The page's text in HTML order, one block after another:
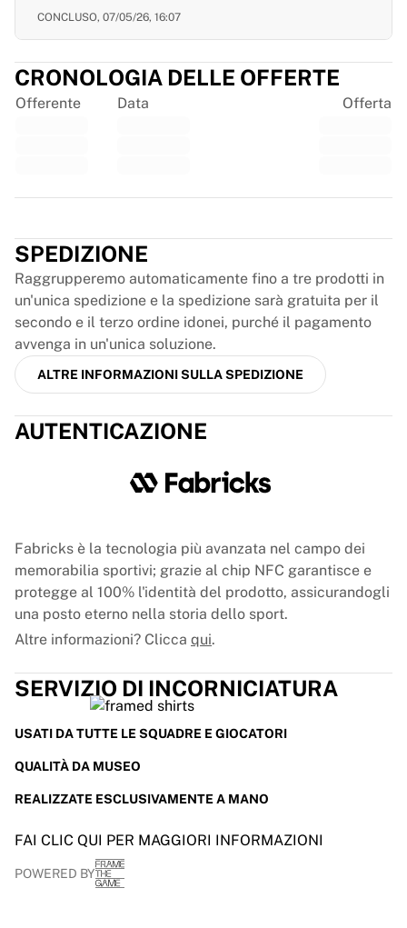
Visualizza tutto l'hockey su ghiaccio
Altro
Autenticazione della maglia
CONCLUSO, 07/05/26, 16:07
CRONOLOGIA DELLE OFFERTE
Offerente Data Offerta
SPEDIZIONE
Raggrupperemo automaticamente fino a tre prodotti in
un'unica spedizione e la spedizione sarà gratuita per il
secondo e il terzo ordine idonei, purché il pagamento
avvenga in un'unica soluzione.
ALTRE INFORMAZIONI SULLA SPEDIZIONE
AUTENTICAZIONE
Fabricks è la tecnologia più avanzata nel campo dei
memorabilia sportivi; grazie al chip NFC garantisce e
protegge al 100% l'identità del prodotto, assicurandogli
una posto eterno nella storia dello sport.
Altre informazioni? Clicca qui.
SERVIZIO DI INCORNICIATURA
USATI DA TUTTE LE SQUADRE E GIOCATORI
QUALITÀ DA MUSEO
REALIZZATE ESCLUSIVAMENTE A MANO
FAI CLIC QUI PER MAGGIORI INFORMAZIONI
POWERED BY